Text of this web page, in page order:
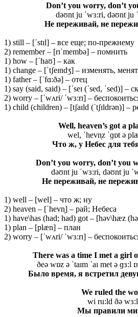
Don’t you worry, don’t
dəʊnt ju ˈwɜ:ri, dəʊnt ju
Не переживай, не
1) still – [ˈstɪl] – все еще; по-прежнему
2) remember – [rɪˈmembə] – помнить
1) how – [ˈhaʊ] – как
1) change – [ˈtʃeɪndʒ] – изменять,
1) father – [ˈfɑ:ðə] – отец
1) say (said, said) – [ˈseɪ (ˈsed, ˈsed)] –
2) worry – [ˈwʌri/ ˈwɜ:rɪ] –
1) child (children) – [tʃaɪld (ˈtʃɪldrən)] –
Well, heaven’s got a
wel, ˈhevn̩z ˈɡɒt ə
Что ж, у Небес для
Don’t you worry, don’t you
dəʊnt ju ˈwɜ:ri, dəʊnt ju
Не переживай, не
1) well – [wel] – что ж; ну
2) heaven – [ˈhevn̩] – рай; Небеса
1) have\has (had; had) got – [həv\hæz
1) plan – [plæn] – план
2) worry – [ˈwʌri/ ˈwɜ:rɪ] –
There was a time I met a girl
ðeə wɒz ə ˈtaɪm ˈaɪ met ə ɡɜ:l
Было время, я встретил
We ruled the
wi ru:ld ðə
Мы правили